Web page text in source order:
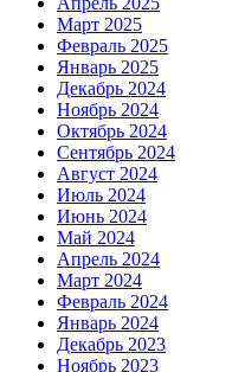
Март 2025
Февраль 2025
Январь 2025
Декабрь 2024
Ноябрь 2024
Октябрь 2024
Сентябрь 2024
Август 2024
Июль 2024
Июнь 2024
Май 2024
Апрель 2024
Март 2024
Февраль 2024
Январь 2024
Декабрь 2023
Ноябрь 2023